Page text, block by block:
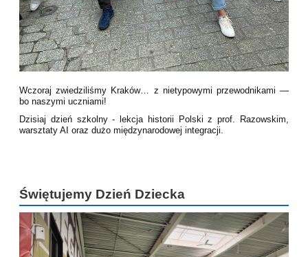
Wczoraj zwiedziliśmy Kraków… z nietypowymi przewodnikami —
bo naszymi uczniami!
Dzisiajdzień szkolny - lekcja historii Polski z prof. Razowskim,
warsztaty AIoraz dużo międzynarodowej integracji.
Świętujemy Dzień Dziecka